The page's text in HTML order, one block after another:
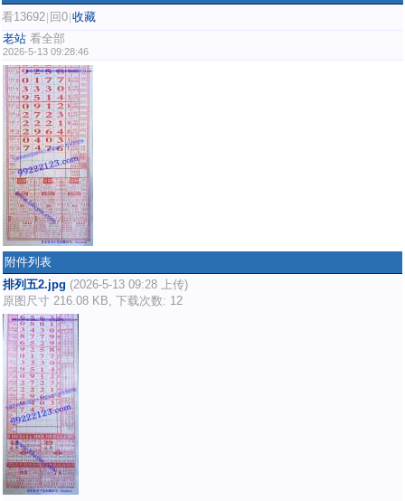
看13692 回0 收藏
老站 看全部
2026-5-13 09:28:46
附件列表
排列五2.jpg (2026-5-13 09:28 上传)
原图尺寸 216.08 KB, 下载次数: 12